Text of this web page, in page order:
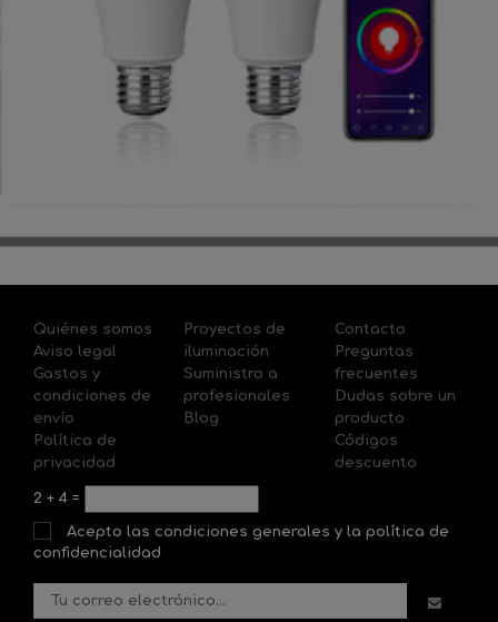
Quiénes somos
Aviso legal
Gastos y
condiciones de
envío
Política de
privacidad
Proyectos de
iluminación
Suministro a
profesionales
Blog
Contacto
Preguntas
frecuentes
Dudas sobre un
producto
Códigos
descuento
2 + 4 =
Acepto las condiciones generales y la política de
confidencialidad